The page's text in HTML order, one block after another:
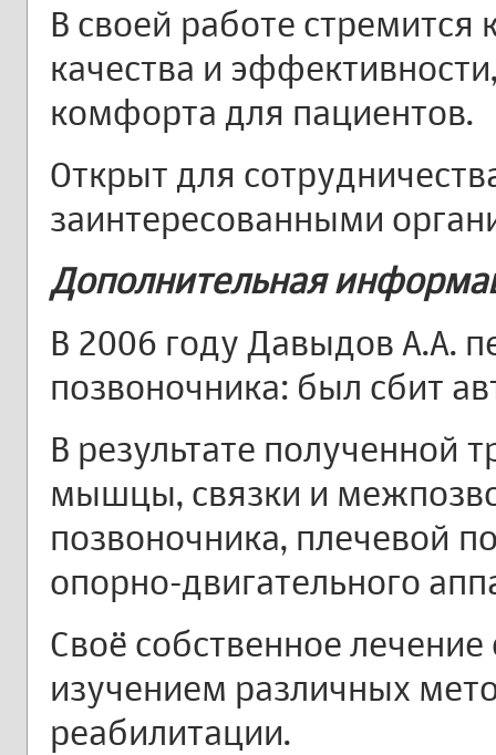
В своей работе
качества и
комфорта для пациентов.
Открыт для
заинтересованными
Дополнительная
В 2006 году Давыдов А.А.
позвоночника: был сбит
В результате
мышцы, связки и
позвоночника, плечевой
опорно-двигательного
Своё собственное
изучением различных
реабилитации.